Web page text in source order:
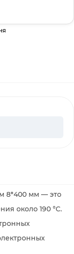
8*400 мм — это
около 190 °C.